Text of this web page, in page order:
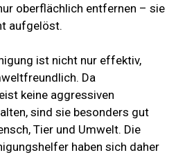
oberflächlich entfernen – sie
aufgelöst.
ist nicht nur effektiv,
Da
keine aggressiven
sind sie besonders gut
Tier und Umwelt. Die
haben sich daher